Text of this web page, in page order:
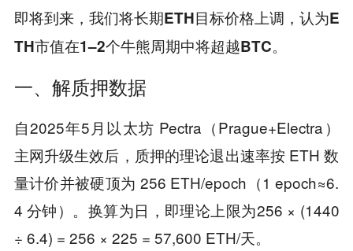
即将到来，我们将长期ETH目标价格上调，认为E
TH市值在1–2个牛熊周期中将超越BTC。
一、解质押数据
自2025年5月以太坊 Pectra（Prague+Electra）
主网升级生效后，质押的理论退出速率按 ETH 数
量计价并被硬顶为 256 ETH/epoch（1 epoch≈6.
4 分钟）。换算为日，即理论上限为256 × (1440
÷ 6.4) = 256 × 225 = 57,600 ETH/天。